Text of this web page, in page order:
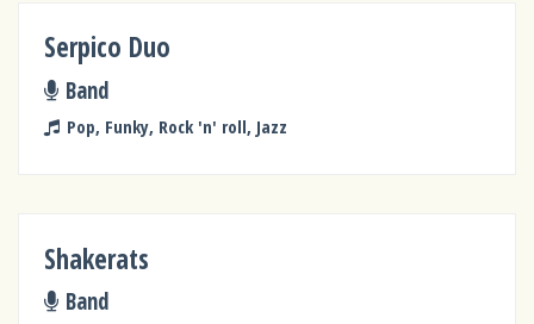
Serpico Duo
Band
Pop, Funky, Rock 'n' roll, Jazz
Shakerats
Band